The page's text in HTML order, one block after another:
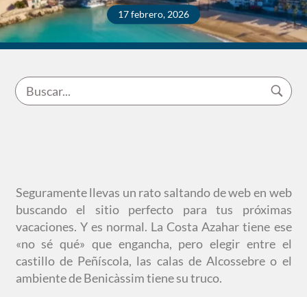
17 febrero, 2026
Seguramente llevas un rato saltando de web en web
buscando el sitio perfecto para tus próximas
vacaciones. Y es normal. La Costa Azahar tiene ese
«no sé qué» que engancha, pero elegir entre el
castillo de Peñíscola, las calas de Alcossebre o el
ambiente de Benicàssim tiene su truco.